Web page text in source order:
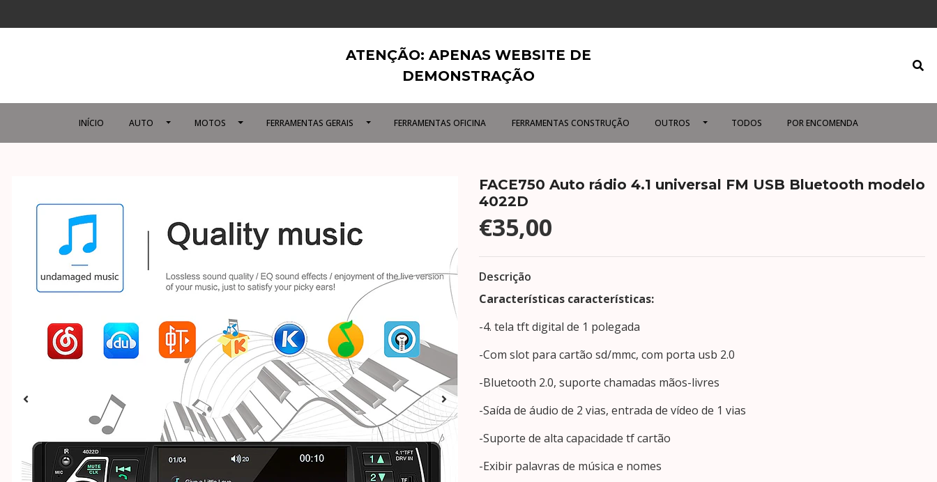
ATENÇÃO: APENAS WEBSITE DE
DEMONSTRAÇÃO
INÍCIO AUTO MOTOS FERRAMENTAS GERAIS FERRAMENTAS OFICINA FERRAMENTAS CONSTRUÇÃO OUTROS TODOS POR ENCOMENDA
FACE750 Auto rádio 4.1 universal FM USB Bluetooth modelo
4022D
€35,00
Descrição
Características características:
-4. tela tft digital de 1 polegada
-Com slot para cartão sd/mmc, com porta usb 2.0
-Bluetooth 2.0, suporte chamadas mãos-livres
-Saída de áudio de 2 vias, entrada de vídeo de 1 vias
-Suporte de alta capacidade tf cartão
-Exibir palavras de música e nomes